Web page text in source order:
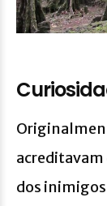
acreditavam
dos